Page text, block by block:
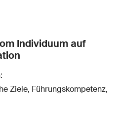
Individuum auf
Ziele, Führungskompetenz,